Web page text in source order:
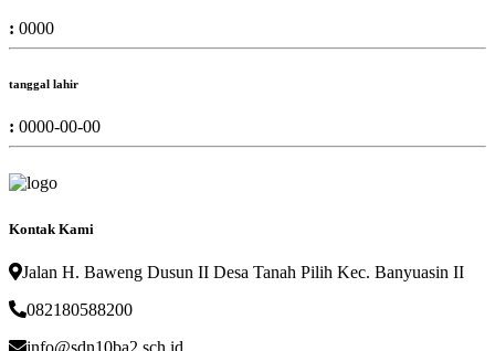
: 0000
tanggal lahir
: 0000-00-00
Kontak Kami
Jalan H. Baweng Dusun II Desa Tanah Pilih Kec. Banyuasin II
082180588200
info@sdn10ba2.sch.id